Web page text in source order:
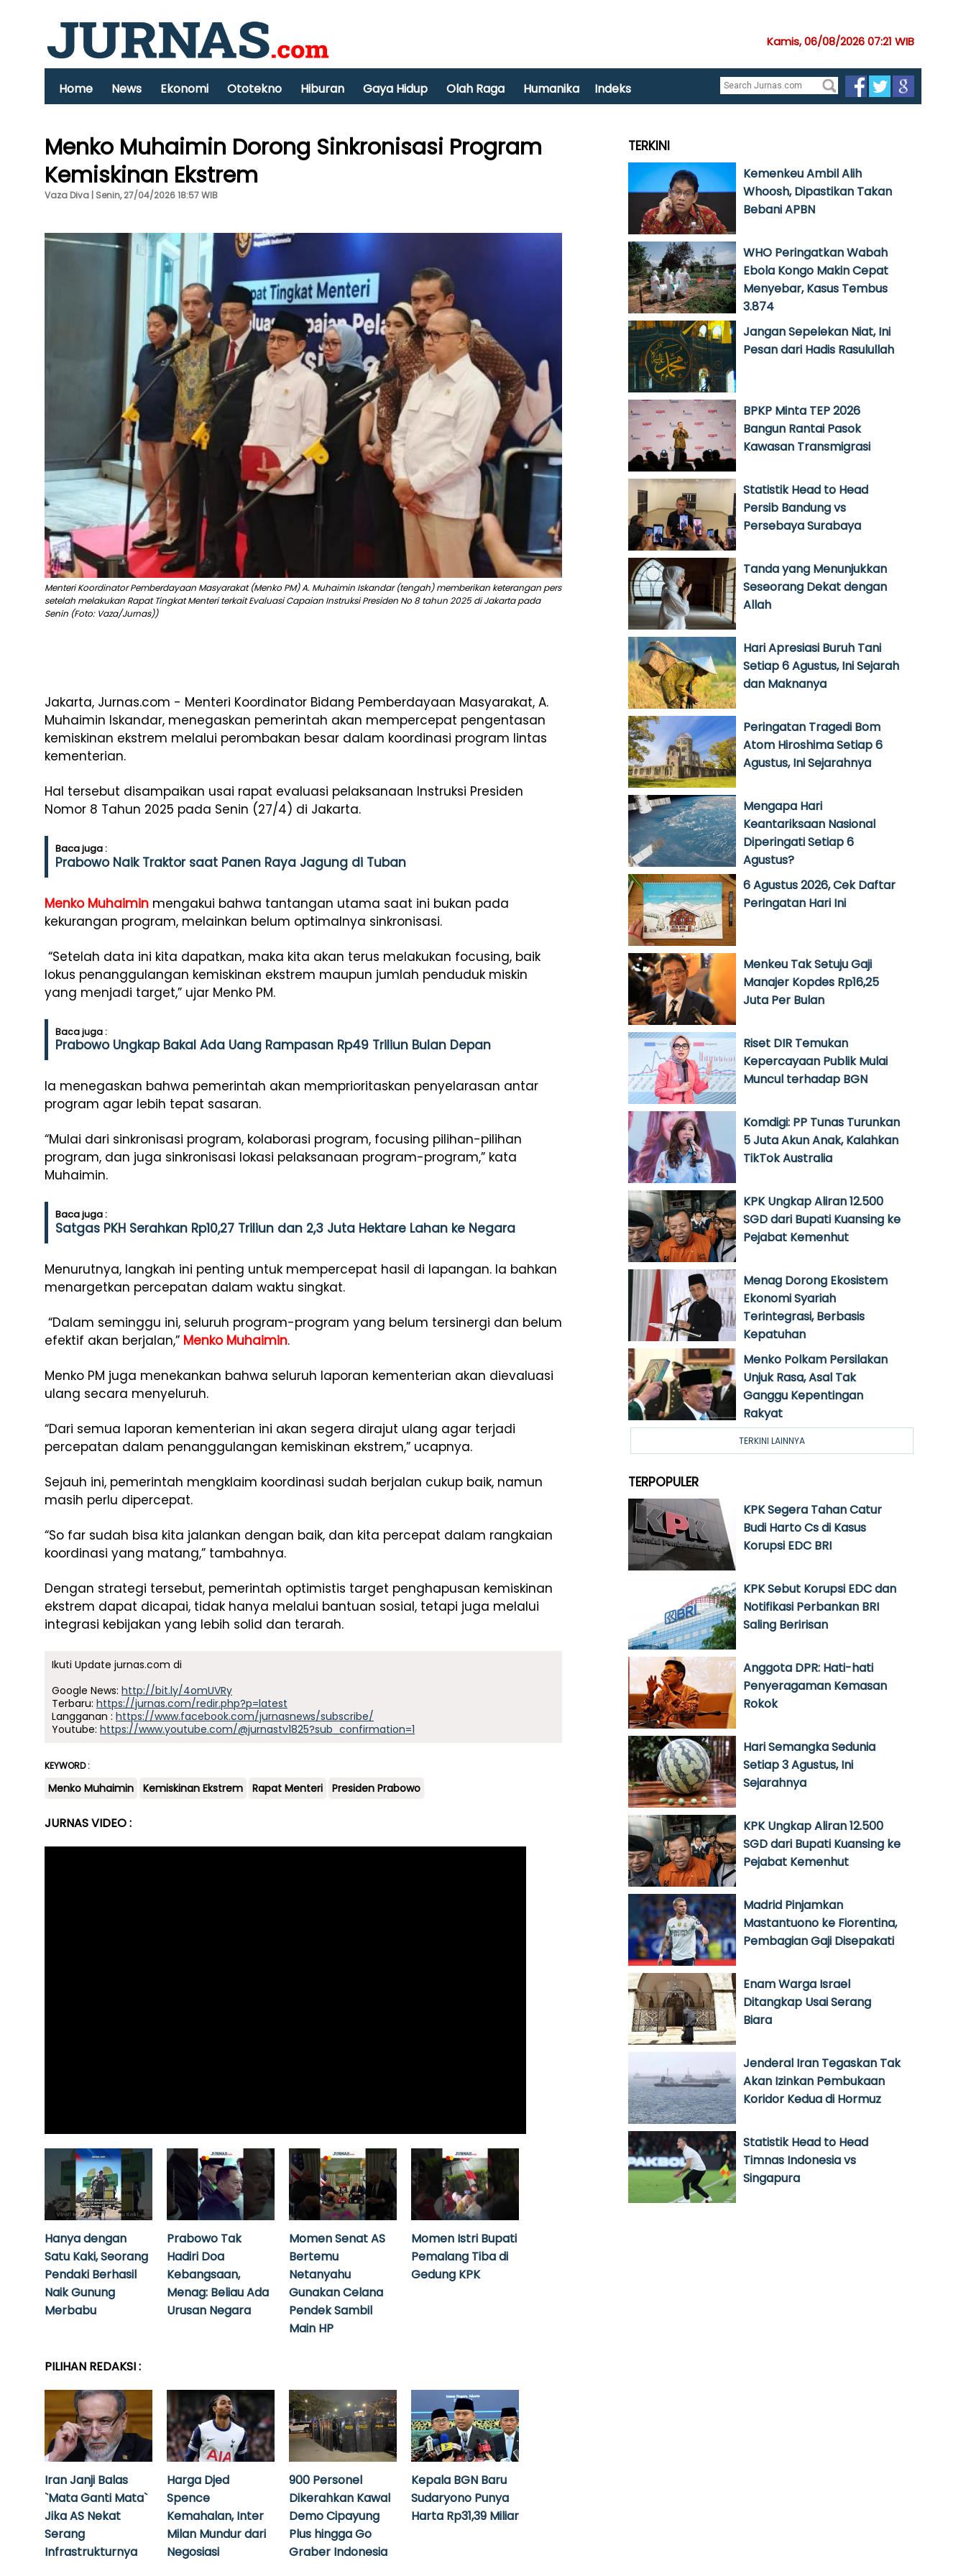
Kamis, 06/08/2026 07:21 WIB
Home News Ekonomi Ototekno Hiburan Gaya Hidup Olah Raga Humanika Indeks
Menko Muhaimin Dorong Sinkronisasi Program
Kemiskinan Ekstrem
Vaza Diva | Senin, 27/04/2026 18:57 WIB
Menteri Koordinator Pemberdayaan Masyarakat (Menko PM) A. Muhaimin Iskandar (tengah) memberikan keterangan pers
setelah melakukan Rapat Tingkat Menteri terkait Evaluasi Capaian Instruksi Presiden No 8 tahun 2025 di Jakarta pada
Senin (Foto: Vaza/Jurnas))
Jakarta, Jurnas.com - Menteri Koordinator Bidang Pemberdayaan Masyarakat, A.
Muhaimin Iskandar, menegaskan pemerintah akan mempercepat pengentasan
kemiskinan ekstrem melalui perombakan besar dalam koordinasi program lintas
kementerian.
Hal tersebut disampaikan usai rapat evaluasi pelaksanaan Instruksi Presiden
Nomor 8 Tahun 2025 pada Senin (27/4) di Jakarta.
Baca juga :
Prabowo Naik Traktor saat Panen Raya Jagung di Tuban
Menko Muhaimin mengakui bahwa tantangan utama saat ini bukan pada
kekurangan program, melainkan belum optimalnya sinkronisasi.
“Setelah data ini kita dapatkan, maka kita akan terus melakukan focusing, baik
lokus penanggulangan kemiskinan ekstrem maupun jumlah penduduk miskin
yang menjadi target,” ujar Menko PM.
Baca juga :
Prabowo Ungkap Bakal Ada Uang Rampasan Rp49 Triliun Bulan Depan
Ia menegaskan bahwa pemerintah akan memprioritaskan penyelarasan antar
program agar lebih tepat sasaran.
“Mulai dari sinkronisasi program, kolaborasi program, focusing pilihan-pilihan
program, dan juga sinkronisasi lokasi pelaksanaan program-program,” kata
Muhaimin.
Baca juga :
Satgas PKH Serahkan Rp10,27 Triliun dan 2,3 Juta Hektare Lahan ke Negara
Menurutnya, langkah ini penting untuk mempercepat hasil di lapangan. Ia bahkan
menargetkan percepatan dalam waktu singkat.
“Dalam seminggu ini, seluruh program-program yang belum tersinergi dan belum
efektif akan berjalan,” Menko Muhaimin.
Menko PM juga menekankan bahwa seluruh laporan kementerian akan dievaluasi
ulang secara menyeluruh.
“Dari semua laporan kementerian ini akan segera dirajut ulang agar terjadi
percepatan dalam penanggulangan kemiskinan ekstrem,” ucapnya.
Sejauh ini, pemerintah mengklaim koordinasi sudah berjalan cukup baik, namun
masih perlu dipercepat.
“So far sudah bisa kita jalankan dengan baik, dan kita percepat dalam rangkaian
koordinasi yang matang,” tambahnya.
Dengan strategi tersebut, pemerintah optimistis target penghapusan kemiskinan
ekstrem dapat dicapai, tidak hanya melalui bantuan sosial, tetapi juga melalui
integrasi kebijakan yang lebih solid dan terarah.
Ikuti Update jurnas.com di
Google News: http://bit.ly/4omUVRy
Terbaru: https://jurnas.com/redir.php?p=latest
Langganan : https://www.facebook.com/jurnasnews/subscribe/
Youtube: https://www.youtube.com/@jurnastv1825?sub_confirmation=1
KEYWORD :
Menko Muhaimin Kemiskinan Ekstrem Rapat Menteri Presiden Prabowo
JURNAS VIDEO :
Hanya dengan
Satu Kaki, Seorang
Pendaki Berhasil
Naik Gunung
Merbabu
Prabowo Tak
Hadiri Doa
Kebangsaan,
Menag: Beliau Ada
Urusan Negara
Momen Senat AS
Bertemu
Netanyahu
Gunakan Celana
Pendek Sambil
Main HP
Momen Istri Bupati
Pemalang Tiba di
Gedung KPK
PILIHAN REDAKSI :
Iran Janji Balas
`Mata Ganti Mata`
Jika AS Nekat
Serang
Infrastrukturnya
Harga Djed
Spence
Kemahalan, Inter
Milan Mundur dari
Negosiasi
900 Personel
Dikerahkan Kawal
Demo Cipayung
Plus hingga Go
Graber Indonesia
Kepala BGN Baru
Sudaryono Punya
Harta Rp31,39 Miliar
TERKINI
Kemenkeu Ambil Alih
Whoosh, Dipastikan Takan
Bebani APBN
WHO Peringatkan Wabah
Ebola Kongo Makin Cepat
Menyebar, Kasus Tembus
3.874
Jangan Sepelekan Niat, Ini
Pesan dari Hadis Rasulullah
BPKP Minta TEP 2026
Bangun Rantai Pasok
Kawasan Transmigrasi
Statistik Head to Head
Persib Bandung vs
Persebaya Surabaya
Tanda yang Menunjukkan
Seseorang Dekat dengan
Allah
Hari Apresiasi Buruh Tani
Setiap 6 Agustus, Ini Sejarah
dan Maknanya
Peringatan Tragedi Bom
Atom Hiroshima Setiap 6
Agustus, Ini Sejarahnya
Mengapa Hari
Keantariksaan Nasional
Diperingati Setiap 6
Agustus?
6 Agustus 2026, Cek Daftar
Peringatan Hari Ini
Menkeu Tak Setuju Gaji
Manajer Kopdes Rp16,25
Juta Per Bulan
Riset DIR Temukan
Kepercayaan Publik Mulai
Muncul terhadap BGN
Komdigi: PP Tunas Turunkan
5 Juta Akun Anak, Kalahkan
TikTok Australia
KPK Ungkap Aliran 12.500
SGD dari Bupati Kuansing ke
Pejabat Kemenhut
Menag Dorong Ekosistem
Ekonomi Syariah
Terintegrasi, Berbasis
Kepatuhan
Menko Polkam Persilakan
Unjuk Rasa, Asal Tak
Ganggu Kepentingan
Rakyat
TERKINI LAINNYA
TERPOPULER
KPK Segera Tahan Catur
Budi Harto Cs di Kasus
Korupsi EDC BRI
KPK Sebut Korupsi EDC dan
Notifikasi Perbankan BRI
Saling Beririsan
Anggota DPR: Hati-hati
Penyeragaman Kemasan
Rokok
Hari Semangka Sedunia
Setiap 3 Agustus, Ini
Sejarahnya
KPK Ungkap Aliran 12.500
SGD dari Bupati Kuansing ke
Pejabat Kemenhut
Madrid Pinjamkan
Mastantuono ke Fiorentina,
Pembagian Gaji Disepakati
Enam Warga Israel
Ditangkap Usai Serang
Biara
Jenderal Iran Tegaskan Tak
Akan Izinkan Pembukaan
Koridor Kedua di Hormuz
Statistik Head to Head
Timnas Indonesia vs
Singapura